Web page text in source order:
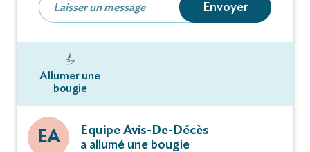
Envoyer
Allumer une
bougie
EA
Equipe Avis-De-Décès
a allumé une bougie